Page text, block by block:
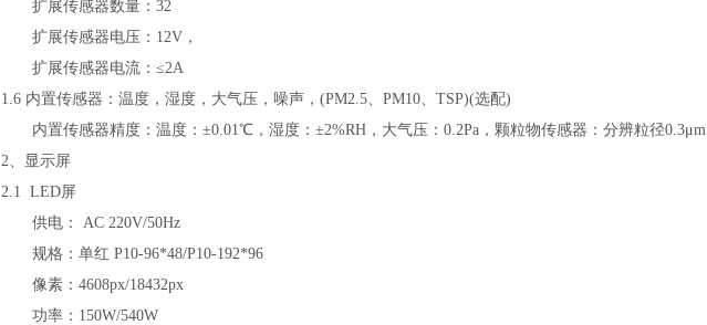
扩展传感器数量：32
扩展传感器电压：12V，
扩展传感器电流：≤2A
1.6 内置传感器：温度，湿度，大气压，噪声，(PM2.5、PM10、TSP)(选配)
内置传感器精度：温度：±0.01℃，湿度：±2%RH，大气压：0.2Pa，颗粒物传感器：分辨粒径0.3μm
2、显示屏
2.1 LED屏
供电： AC 220V/50Hz
规格：单红 P10-96*48/P10-192*96
像素：4608px/18432px
功率：150W/540W